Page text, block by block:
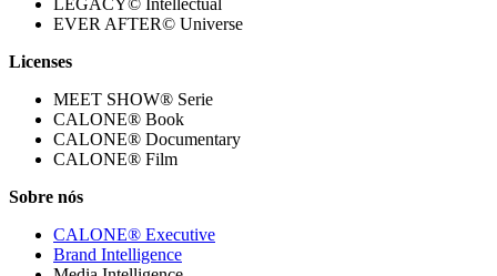
LEGACY© Intellectual
EVER AFTER© Universe
Licenses
MEET SHOW® Serie
CALONE® Book
CALONE® Documentary
CALONE® Film
Sobre nós
CALONE® Executive
Brand Intelligence